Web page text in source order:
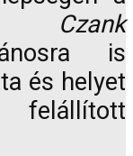
Czank
is
és helyet